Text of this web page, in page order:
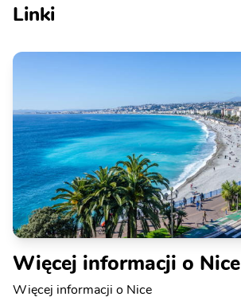
Linki
Więcej informacji o Nice
Więcej informacji o Nice